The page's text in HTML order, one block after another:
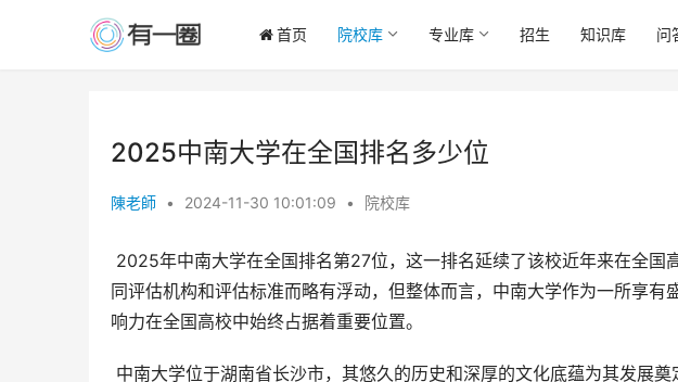
首页 院校库 专业库 招生 知识库 问
2025中南大学在全国排名多少位
陳老師 • 2024-11-30 10:01:09 • 院校库
同评估机构和评估标准而略有浮动，但整体而言，中南大学作为一所享
响力在全国高校中始终占据着重要位置。